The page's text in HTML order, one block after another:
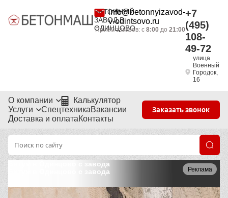
БЕТОННЫЙ
ЗАВОД В
ОДИНЦОВО
info@betonnyizavod-
v-odintsovo.ru
Приём заказов: с8:00 до21:00
+7
(495)
108-
49-72
улица
Военный
Городок,
16
О компании
Калькулятор
Услуги
СпецтехникаВакансии
Доставка и оплатаКонтакты
Заказать звонок
Реклама
Битум в Одинцово с завода
Битум в Одинцово с завода